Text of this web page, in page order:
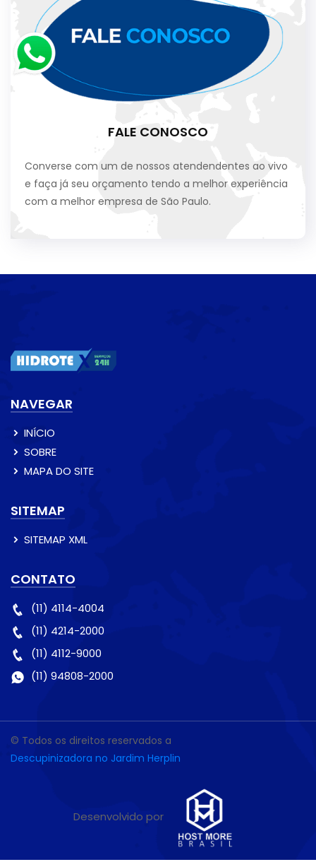
FALE CONOSCO
Converse com um de nossos atendendentes ao vivo
e faça já seu orçamento tendo a melhor experiência
com a melhor empresa de São Paulo.
NAVEGAR
INÍCIO
SOBRE
MAPA DO SITE
SITEMAP
SITEMAP XML
CONTATO
(11) 4114-4004
(11) 4214-2000
(11) 4112-9000
(11) 94808-2000
© Todos os direitos reservados a
Descupinizadora no Jardim Herplin
Desenvolvido por